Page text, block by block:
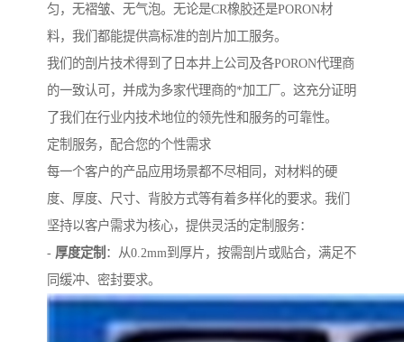
匀，无褶皱、无气泡。无论是CR橡胶还是PORON材
料，我们都能提供高标准的剖片加工服务。
我们的剖片技术得到了日本井上公司及各PORON代理商
的一致认可，并成为多家代理商的*加工厂。这充分证明
了我们在行业内技术地位的领先性和服务的可靠性。
定制服务，配合您的个性需求
每一个客户的产品应用场景都不尽相同，对材料的硬
度、厚度、尺寸、背胶方式等有着多样化的要求。我们
坚持以客户需求为核心，提供灵活的定制服务：
- 厚度定制 ：从0.2mm到厚片，按需剖片或贴合，满足不
同缓冲、密封要求。